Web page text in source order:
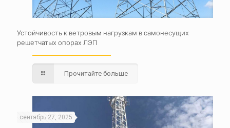
Устойчивость к ветровым нагрузкам в самонесущих
решетчатых опорах ЛЭП
Прочитайте больше
сентябрь 27, 2025